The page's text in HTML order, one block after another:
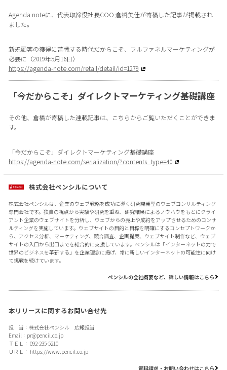
Agenda noteに、代表取締役社長COO 倉橋美佳が寄稿した記事が掲載され
ました。
新規顧客の獲得に苦戦する時代だからこそ、フルファネルマーケティングが
必要に（2019年5月16日）
https://agenda-note.com/retail/detail/id=1279
「今だからこそ」ダイレクトマーケティング基礎講座
その他、倉橋が寄稿した連載記事は、こちらからご覧いただくことができま
す。
「今だからこそ」ダイレクトマーケティング基礎講座
https://agenda-note.com/serialization/?contents_type=40
株式会社ペンシルについて
株式会社ペンシルは、企業のウェブ戦略を成功に導く研究開発型のウェブコンサルティング
専門会社です。独自の視点から実験や研究を重ね、研究結果によるノウハウをもとにクライ
アント企業のウェブサイトを分析し、ウェブからの売上や成約をアップさせるためのコンサ
ルティングを実施しています。ウェブサイトの目的と目標を明確にするコンセプトワークか
ら、アクセス分析、マーケティング、競合調査、企画提案、ウェブサイト制作など、ウェブ
サイトの入口から出口までを総合的に支援しています。ペンシルは「インターネットの力で
世界のビジネスを革新する」を企業理念に掲げ、常に新しいインターネットの可能性に向け
て挑戦を続けています。
ペンシルの会社概要など、詳しい情報はこちら
本リリースに関するお問い合せ先
担 当：株式会社ペンシル 広報担当
Email： pr@pencil.co.jp
ＴＥＬ： 092-235-5210
ＵＲＬ： https://www.pencil.co.jp
資料請求・お問い合わせはこちら